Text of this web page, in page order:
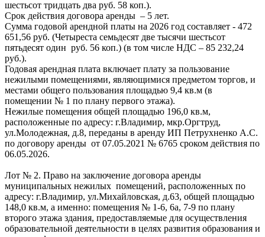
шестьсот тридцать два руб. 58 коп.).
Срок действия договора аренды – 5 лет.
Сумма годовой арендной платы на 2026 год составляет - 472
651,56 руб. (Четыреста семьдесят две тысячи шестьсот
пятьдесят один руб. 56 коп.) (в том числе НДС – 85 232,24
руб.).
Годовая арендная плата включает плату за пользование
нежилыми помещениями, являющимися предметом торгов, и
местами общего пользования площадью 9,4 кв.м (в
помещении № 1 по плану первого этажа).
Нежилые помещения общей площадью 196,0 кв.м,
расположенные по адресу: г.Владимир, мкр.Оргтруд,
ул.Молодежная, д.8, переданы в аренду ИП Петрухненко А.С.
по договору аренды от 07.05.2021 № 6765 сроком действия по
06.05.2026.
Лот № 2. Право на заключение договора аренды
муниципальных нежилых помещений, расположенных по
адресу: г.Владимир, ул.Михайловская, д.63, общей площадью
148,0 кв.м, а именно: помещения № 1-6, 6а, 7-9 по плану
второго этажа здания, предоставляемые для осуществления
образовательной деятельности в целях развития образования и